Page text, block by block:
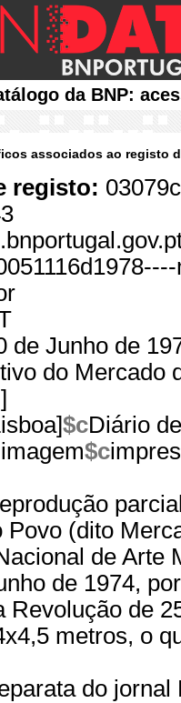
da BNP:
associados ao registo
registo:
de Junho de
do Mercado
$cDiário
$c
Povo (dito
de Arte
de 1974,
Revolução de
metros, o
do jornal